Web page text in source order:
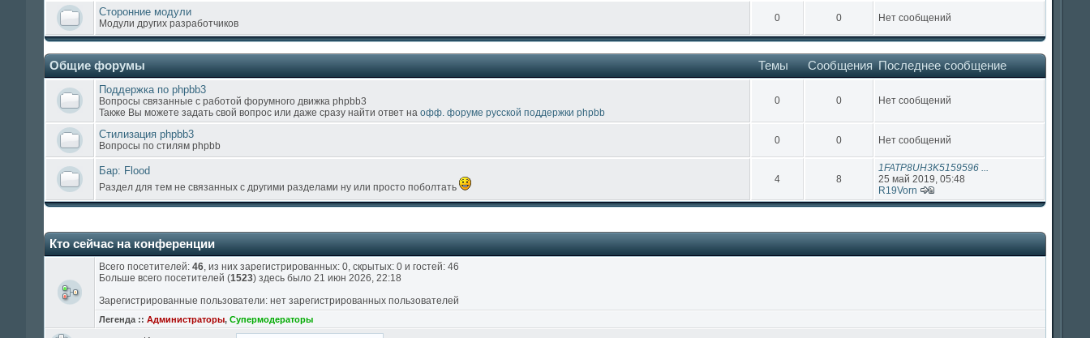
Сторонние модули
Модули других разработчиков 0 0 Нет сообщений
Общие форумы Темы Сообщения Последнее сообщение
Поддержка по phpbb3
Вопросы связанные с работой форумного движка phpbb3
Также Вы можете задать свой вопрос или даже сразу найти ответ на офф. форуме русской поддержки phpbb
0 0 Нет сообщений
Стилизация phpbb3
Вопросы по стилям phpbb 0 0 Нет сообщений
Бар: Flood
Раздел для тем не связанных с другими разделами ну или просто поболтать
4 8
1FATP8UH3K5159596 ...
25 май 2019, 05:48
R19Vorn
Кто сейчас на конференции
Всего посетителей: 46, из них зарегистрированных: 0, скрытых: 0 и гостей: 46
Больше всего посетителей (1523) здесь было 21 июн 2026, 22:18
Зарегистрированные пользователи: нет зарегистрированных пользователей
Легенда :: Администраторы, Супермодераторы